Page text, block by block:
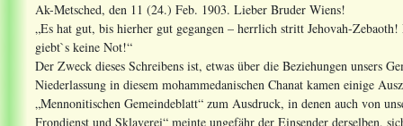
Ak-Metsched, den 11 (24.) Feb. 1903. Lieber Bruder Wiens!
„Es hat gut, bis hierher gut gegangen – herrlich stritt Jehovah-
giebt`s keine Not!“
Der Zweck dieses Schreibens ist, etwas über die Beziehungen unsers
Niederlassung in diesem mohammedanischen Chanat kamen einige
„Mennonitischen Gemeindeblatt“ zum Ausdruck, in denen auch von
Frondienst und Sklaverei“ meinte ungefähr der Einsender derselben,